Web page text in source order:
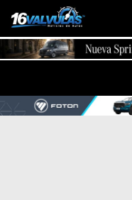
Saltar al contenido